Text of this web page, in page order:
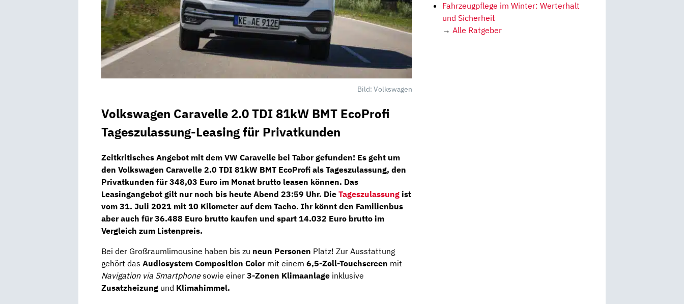
Bild: Volkswagen
Volkswagen Caravelle 2.0 TDI 81kW BMT EcoProfi
Tageszulassung-Leasing für Privatkunden
Zeitkritisches Angebot mit dem VW Caravelle bei Taborgefunden! Es geht um
den Volkswagen Caravelle 2.0 TDI 81kW BMT EcoProfi als Tageszulassung, den
Privatkunden für348,03 Euro im Monat brutto leasen können. Das
Leasingangebot gilt nur noch bis heute Abend 23:59 Uhr. Die Tageszulassung ist
vom 31. Juli 2021 mit 10 Kilometer auf dem Tacho. Ihr könnt den Familienbus
aber auch für36.488 Euro brutto kaufen und spart 14.032 Euro brutto im
Vergleich zum Listenpreis.
Bei der Großraumlimousine haben bis zu neun Personen Platz! Zur Ausstattung
gehört das Audiosystem Composition Colormit einem 6,5-Zoll-Touchscreen mit
Navigation via Smartphonesowie einer 3-Zonen Klimaanlage inklusive
Zusatzheizung und Klimahimmel.
Fahrzeugpflege im Winter: Werterhalt
und Sicherheit
→ Alle Ratgeber